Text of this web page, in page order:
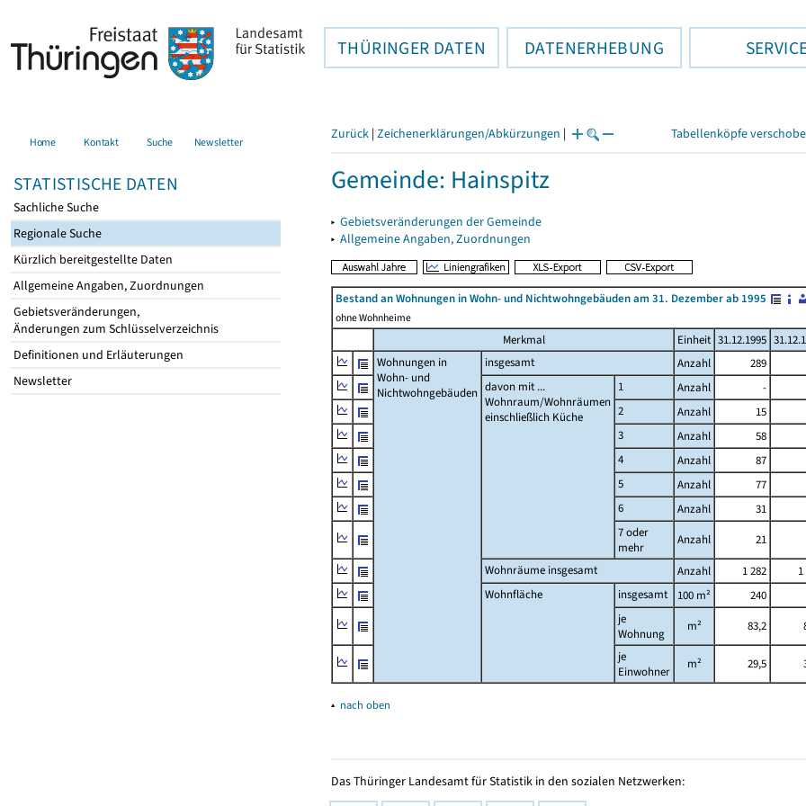
THÜRINGER DATEN DATENERHEBUNG
Home Kontakt Suche Newsletter
STATISTISCHE DATEN
Sachliche Suche
Regionale Suche
Kürzlich bereitgestellte Daten
Allgemeine Angaben, Zuordnungen
Gebietsveränderungen,
Änderungen zum Schlüsselverzeichnis
Definitionen und Erläuterungen
Newsletter
Zurück | Zeichenerklärungen/Abkürzungen | Tabellenköpfe
Gemeinde: Hainspitz
▸ Gebietsveränderungen der Gemeinde
▸ Allgemeine Angaben, Zuordnungen
Bestand an Wohnungen in Wohn- und Nichtwohngebäuden am 31. Dezember ab 1995
ohne Wohnheime
Merkmal Einheit 31.12.1995
Wohnungen in
Wohn- und
Nichtwohngebäuden
insgesamt Anzahl 289
davon mit ...
Wohnraum/Wohnräumen
einschließlich Küche
1 Anzahl -
2
Anzahl 15
3
Anzahl 58
4
Anzahl 87
5
Anzahl 77
6
Anzahl 31
7 oder
mehr
Anzahl 21
Wohnräume insgesamt
Anzahl 1 282
Wohnfläche
insgesamt 100 m² 240
je
Wohnung
m² 83,2
je
Einwohner
m² 29,5
▴ nach oben
Das Thüringer Landesamt für Statistik in den sozialen Netzwerken: